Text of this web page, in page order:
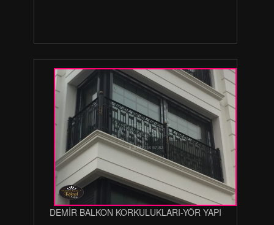
DEMİR BALKON KORKULUKLARI-YÖR YAPI